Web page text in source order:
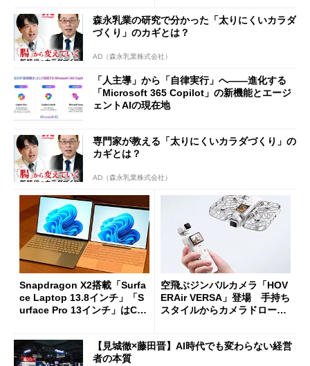
森永乳業の研究で分かった「太りにくいカラダ
づくり」のカギとは？
AD（森永乳業株式会社）
「人主導」から「自律実行」へ――進化する
「Microsoft 365 Copilot」の新機能とエージ
ェントAIの現在地
専門家が教える「太りにくいカラダづくり」の
カギとは？
AD（森永乳業株式会社）
Snapdragon X2搭載「Surfa
ce Laptop 13.8インチ」「S
urface Pro 13インチ」はCop
た
空飛ぶジンバルカメラ「HOV
ERAir VERSA」登場 手持ち
スタイルからカメラドローン
【見城徹×藤田晋】AI時代でも変わらない経営
者の本質